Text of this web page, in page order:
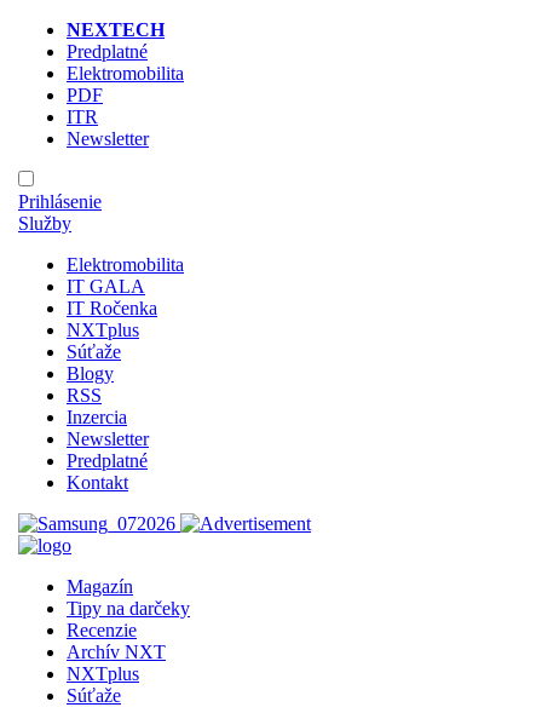
NEXTECH
Predplatné
Elektromobilita
PDF
ITR
Newsletter
Prihlásenie
Služby
Elektromobilita
IT GALA
IT Ročenka
NXTplus
Súťaže
Blogy
RSS
Inzercia
Newsletter
Predplatné
Kontakt
Magazín
Tipy na darčeky
Recenzie
Archív NXT
NXTplus
Súťaže